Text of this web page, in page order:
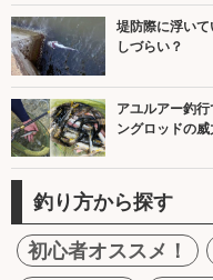
堤防際に浮い
しづらい？
アユルアー釣
ングロッドの威
釣り方から探す
初心者オススメ！